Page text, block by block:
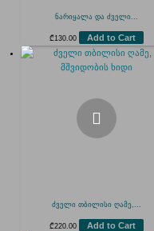
ნარიყალა და ძველი...
₾ 130.00 Add to Cart
ძველი თბილისი ღამე,...
₾220.00 Add to Cart